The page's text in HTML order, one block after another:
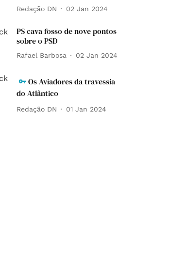
Redação DN 02 Jan 2024
PS cava fosso de nove pontos
sobre o PSD
Rafael Barbosa 02 Jan 2024
Os Aviadores da travessia
do Atlântico
Redação DN 01 Jan 2024